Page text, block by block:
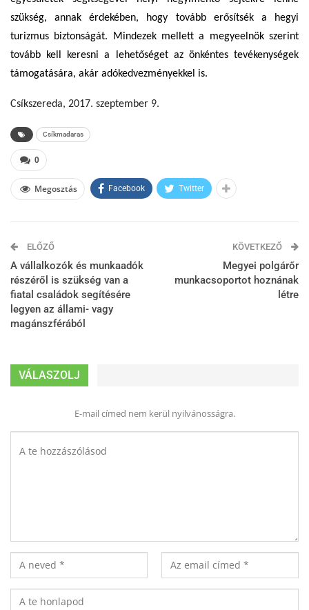
szükség, annak érdekében, hogy tovább erősítsék a hegyi
turizmus biztonságát. Mindezek mellett a megyeelnök szerint
tovább kell keresni a lehetőséget az önkéntes tevékenységek
támogatására, akár adókedvezményekkel is.
Csíkszereda, 2017. szeptember 9.
Csíkmadaras
0
Megosztás Facebook Twitter
ELŐZŐ
A vállalkozók és munkaadók
részéről is szükség van a
fiatal családok segítésére
legyen az állami- vagy
magánszférából
KÖVETKEZŐ
Megyei polgárőr
munkacsoportot hoznának
létre
VÁLASZOLJ
E-mail címed nem kerül nyilvánosságra.